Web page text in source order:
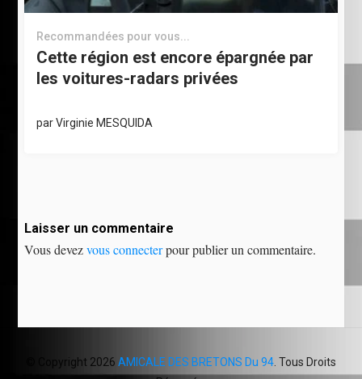
Recommandées pour vous...
Cette région est encore épargnée par
les voitures-radars privées
parVirginie MESQUIDA
Laisser un commentaire
Vous devezvous connecterpour publier un commentaire.
© Copyright 2026 AMICALE DES BRETONS Du 94 . Tous Droits